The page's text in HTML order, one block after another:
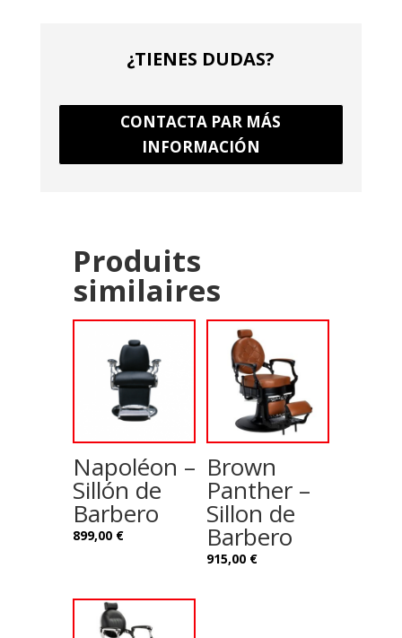
¿TIENES DUDAS?
CONTACTA PAR MÁS
INFORMACIÓN
Produits
similaires
Napoléon –
Sillón de
Barbero
899,00 €
Brown
Panther –
Sillon de
Barbero
915,00 €